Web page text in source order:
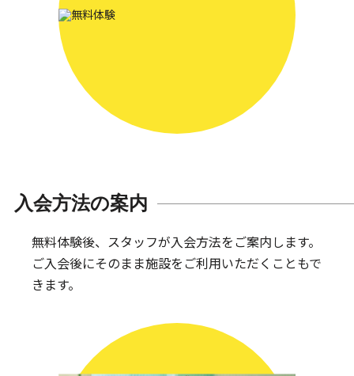
入会方法の案内
無料体験後、スタッフが入会方法をご案内します。
ご入会後にそのまま施設をご利用いただくこともで
きます。